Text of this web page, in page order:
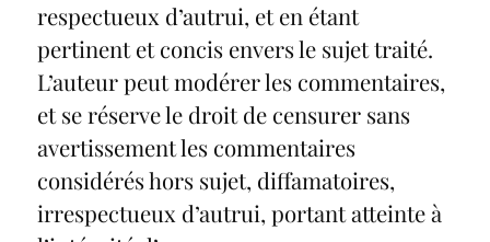
respectueux d’autrui, et en étant
pertinent et concis envers le sujet traité.
L’auteur peut modérer les commentaires,
et se réserve le droit de censurer sans
avertissement les commentaires
considérés hors sujet, diffamatoires,
irrespectueux d’autrui, portant atteinte à